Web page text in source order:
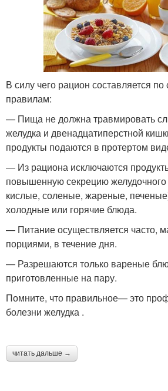
В силу чего рацион составляется
правилам:
— Пища не должна травмировать
желудка и двенадцатиперстной
продукты подаются в протертом
— Из рациона исключаются
повышенную секрецию желудочного
кислые, соленые, жареные,
холодные или горячие блюда.
— Питание осуществляется часто,
порциями, в течение дня.
— Разрешаются только вареные
приготовленные на пару.
Помните, что правильное— это
болезни желудка .
читать дальше →